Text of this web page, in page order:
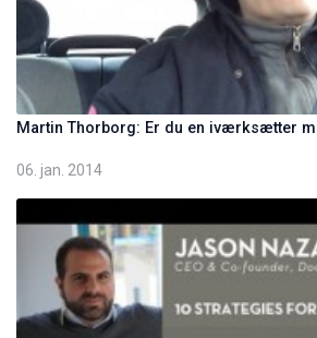
Martin Thorborg: Er du en iværksætter
06. jan. 2014